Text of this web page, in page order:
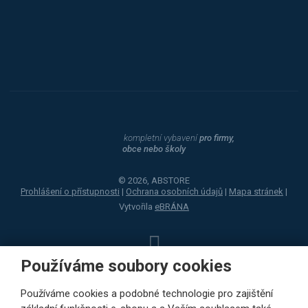
Používáme soubory cookies
Používáme cookies a podobné technologie pro zajištění
kompletní vybavenípro firmy,
obce nebo školy
© 2026, ABSTORE
Prohlášení o přístupnosti | Ochrana osobních údajů | Mapa stránek |
Vytvořila eBRÁNA